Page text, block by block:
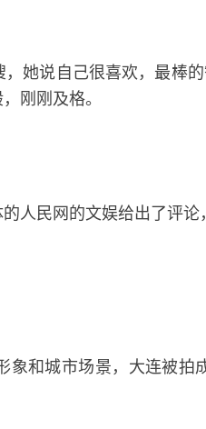
她说自己很喜欢，最棒
刚刚及格。
人民网的文娱给出了评论
象和城市场景，大连被